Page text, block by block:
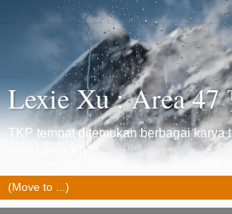
Lexie Xu : Area
TKP tempat ditemukan berbagai karya
oleh Lexie Xu™